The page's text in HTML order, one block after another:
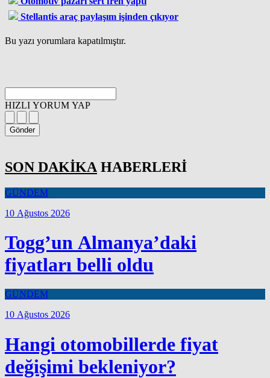
Stellantis araç paylaşım işinden çıkıyor
Bu yazı yorumlara kapatılmıştır.
HIZLI YORUM YAP
Gönder
SON DAKİKA HABERLERİ
GÜNDEM
10 Ağustos 2026
Togg’un Almanya’daki
fiyatları belli oldu
GÜNDEM
10 Ağustos 2026
Hangi otomobillerde fiyat
değişimi bekleniyor?